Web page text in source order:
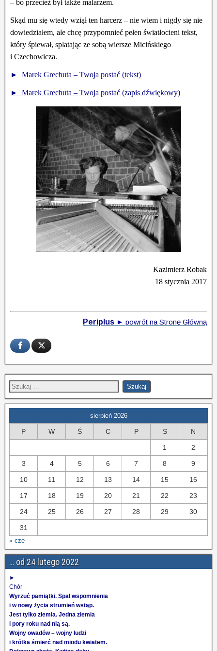
– bo przecież był także malarzem.
Skąd mu się wtedy wziął ten harcerz – nie wiem i nigdy się nie
dowiedziałem, ale chcę przypomnieć pełen światłocieni tekst,
który śpiewał, splatając ze sobą wiersze Micińskiego
i Czechowicza.
► Marek Grechuta – Twoja postać (tekst)
► Marek Grechuta – Twoja postać (zapis dźwiękowy)
Kazimierz Robak
18 stycznia 2017
Periplus ► powrót na Stronę Główną
sierpień 2026
P W Ś C P S N
1 2
3 4 5 6 7 8 9
10 11 12 13 14 15 16
17 18 19 20 21 22 23
24 25 26 27 28 29 30
31
« cze
… od 24 lutego 2022
►
Chór
Wyrzuć pamiątki. Spal wspomnienia
i w nowy życia strumień wstąp.
Jest tylko ziemia. Jedna ziemia
i pory roku nad nią są.
Wojny owadów – wojny ludzi
i krótka śmierć nad miodu kwiatem.